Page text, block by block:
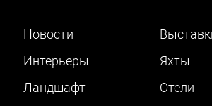
Новости
Интерьеры
Ландшафт
Яхты
Отели